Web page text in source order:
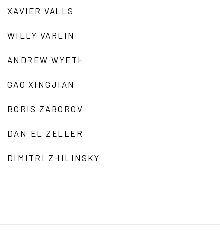
XAVIER VALLS
WILLY VARLIN
ANDREW WYETH
GAO XINGJIAN
BORIS ZABOROV
DANIEL ZELLER
DIMITRI ZHILINSKY